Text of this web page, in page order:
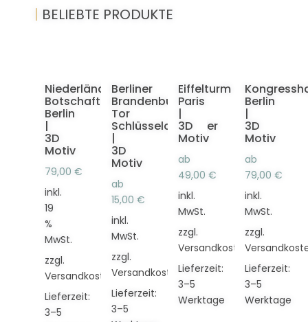
| BELIEBTE PRODUKTE
Niederländische
Botschaft
Berlin
|
3D
Motiv
79,00 €
inkl.
19
%
MwSt.
zzgl.
Versandkosten
Lieferzeit:
3–5
Berliner
Brandenburger
Tor
Schlüsselanhänger
|
3D
Motiv
ab
15,00 €
inkl.
MwSt.
zzgl.
Versandkosten
Lieferzeit:
3–5
Eiffelturm
Paris
|
3D
Motiv
ab
49,00 €
inkl.
MwSt.
zzgl.
Versandkosten
Lieferzeit:
3–5
Werktage
Berlin
|
3D
Motiv
ab
79,00 €
inkl.
MwSt.
zzgl.
Lieferzeit:
3–5
Werktage